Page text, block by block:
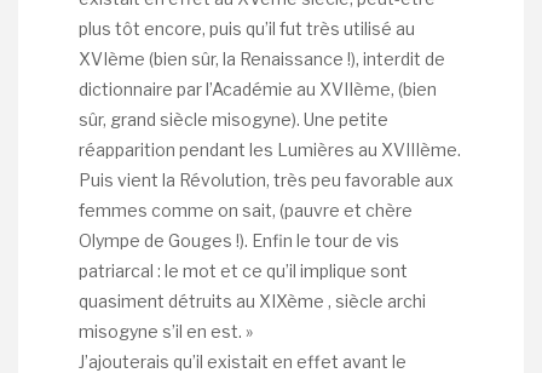
plus tôt encore, puis qu’il fut très utilisé au
XVIème (bien sûr, la Renaissance !), interdit de
dictionnaire par l’Académie au XVIIème, (bien
sûr, grand siècle misogyne). Une petite
réapparition pendant les Lumières au XVIIIème.
Puis vient la Révolution, très peu favorable aux
femmes comme on sait, (pauvre et chère
Olympe de Gouges !). Enfin le tour de vis
patriarcal : le mot et ce qu’il implique sont
quasiment détruits au XIXème , siècle archi
misogyne s’il en est. »
J’ajouterais qu’il existait en effet avant le